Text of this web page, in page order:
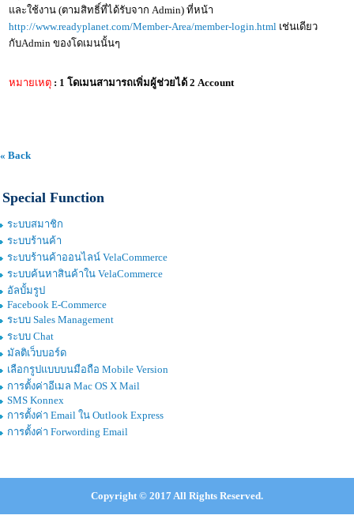
และใช้งาน (ตามสิทธิ์ที่ได้รับจาก Admin) ที่หน้า
http://www.readyplanet.com/Member-Area/member-login.html เช่นเดียว
กับAdmin ของโดเมนนั้นๆ
หมายเหตุ : 1 โดเมนสามารถเพิ่มผู้ช่วยได้ 2 Account
« Back
Special Function
ระบบสมาชิก
ระบบร้านค้า
ระบบร้านค้าออนไลน์ VelaCommerce
ระบบค้นหาสินค้าใน VelaCommerce
อัลบั้มรูป
Facebook E-Commerce
ระบบ Sales Management
ระบบ Chat
มัลติเว็บบอร์ด
เลือกรูปแบบบนมือถือ Mobile Version
การตั้งค่าอีเมล Mac OS X Mail
SMS Konnex
การตั้งค่า Email ใน Outlook Express
การตั้งค่า Forwording Email
Copyright © 2017 All Rights Reserved.